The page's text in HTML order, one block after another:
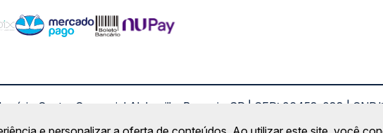
Centro Comercial Alphaville, Barueri - SP | CEP: 06453-038 |
Copyright 2026 © QueroPassagem.com.br